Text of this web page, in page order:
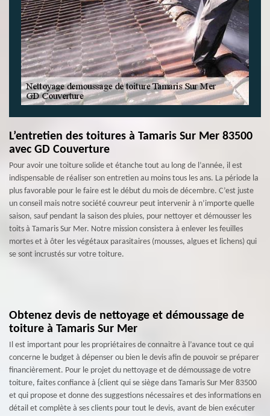
L’entretien des toitures à Tamaris Sur Mer 83500
avec GD Couverture
Pour avoir une toiture solide et étanche tout au long de l’année, il est
indispensable de réaliser son entretien au moins tous les ans. La période la
plus favorable pour le faire est le début du mois de décembre. C’est juste
un conseil mais notre société couvreur peut intervenir à n’importe quelle
saison, sauf pendant la saison des pluies, pour nettoyer et démousser les
toits à Tamaris Sur Mer. Notre mission consistera à enlever les feuilles
mortes et à ôter les végétaux parasitaires (mousses, algues et lichens) qui
se sont incrustés sur votre toiture.
Obtenez devis de nettoyage et démoussage de
toiture à Tamaris Sur Mer
Il est important pour les propriétaires de connaitre à l’avance tout ce qui
concerne le budget à dépenser ou bien le devis afin de pouvoir se préparer
financièrement. Pour le projet du nettoyage et de démoussage de votre
toiture, faites confiance à {client qui se siège dans Tamaris Sur Mer 83500
et qui propose et donne des suggestions nécessaires et des informations en
détail et complète à ses clients pour tout le devis, avant de bien exécuter